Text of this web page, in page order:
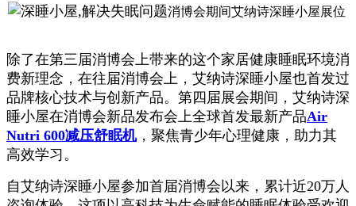
消博会期间艾纳诗深睡小屋展位
除了在第三届消博会上带来的这个家居健康睡眠环境消
费新理念，在往届消博会上，艾纳诗深睡小屋也首发过
品牌核心技术与创新产品。第四届展会期间，艾纳诗深
睡小屋在消博会新品发布会上全球首发最新产品Air
Nutri 600减压舒眠机，聚焦青少年心理健康，助力其
高效学习。
自艾纳诗深睡小屋参加首届消博会以来，累计近20万人